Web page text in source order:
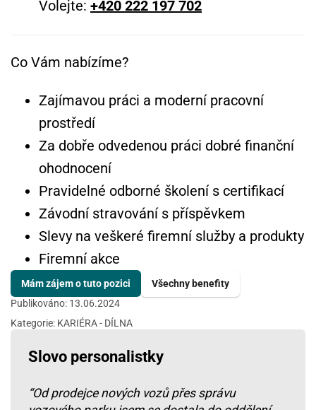
Volejte: +420 222 197 702
Co Vám nabízíme?
Zajímavou práci a moderní pracovní
prostředí
Za dobře odvedenou práci dobré finanční
ohodnocení
Pravidelné odborné školení s certifikací
Závodní stravování s příspěvkem
Slevy na veškeré firemní služby a produkty
Firemní akce
Mám zájem o tuto pozici
Všechny benefity
Publikováno: 13.06.2024
Kategorie: KARIÉRA - DÍLNA
Slovo personalistky
“Od prodejce nových vozů přes správu